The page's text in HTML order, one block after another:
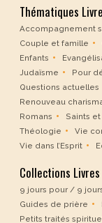
Thématiques
Accompagnement
Couple et famille
Enfants
Judaïsme
Pour
Questions actuelles
Renouveau
Romans
Saints
Théologie
Vie
Vie dans l’Esprit
Collections Livres
9 jours pour / 9
Guides de prière
Petits traités